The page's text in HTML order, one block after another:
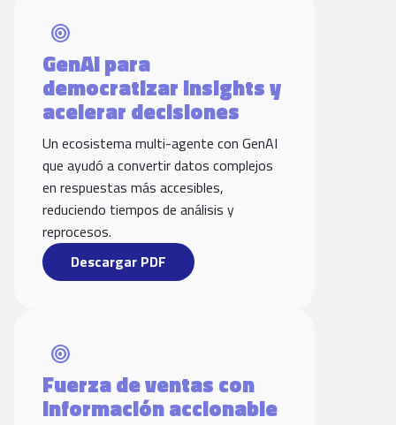
target
GenAI para
democratizar insights y
acelerar decisiones
Un ecosistema multi-agente con GenAI
que ayudó a convertir datos complejos
en respuestas más accesibles,
reduciendo tiempos de análisis y
reprocesos.
Descargar PDF
target
Fuerza de ventas con
información accionable